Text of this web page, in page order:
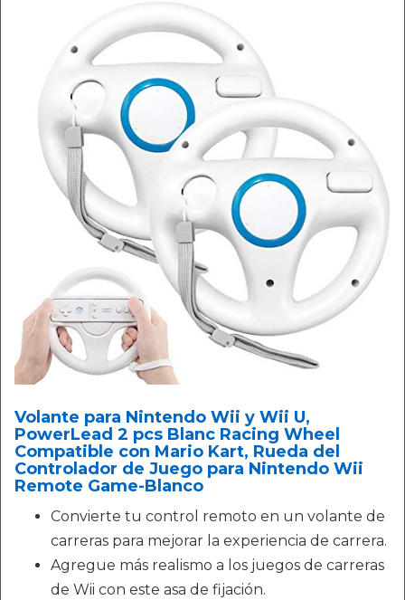
Volante para Nintendo Wii y Wii U,
PowerLead 2 pcs Blanc Racing Wheel
Compatible con Mario Kart, Rueda del
Controlador de Juego para Nintendo Wii
Remote Game-Blanco
Convierte tu control remoto en un volante de
carreras para mejorar la experiencia de carrera.
Agregue más realismo a los juegos de carreras
de Wii con este asa de fijación.